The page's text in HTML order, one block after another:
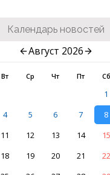
Календарь новостей
Август 2026
Вт Ср Чт Пт Сб
1
4 5 6 7 8
11 12 13 14 15
18 19 20 21 22